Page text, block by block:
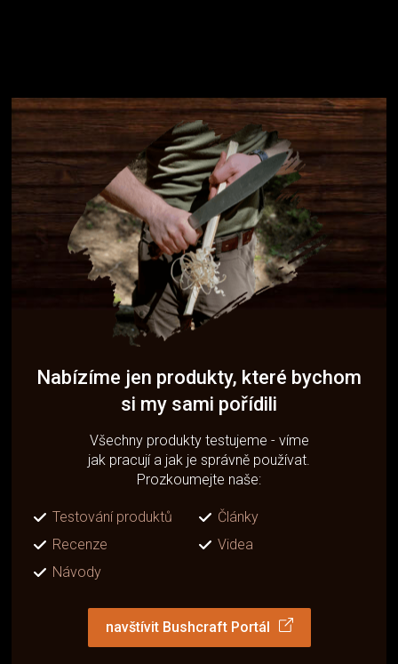
Nabízíme jen produkty, které bychom
si my sami pořídili
Všechny produkty testujeme - víme
jak pracují a jak je správně používat.
Prozkoumejte naše:
Testování produktů
Články
Recenze
Videa
Návody
navštívit Bushcraft Portál